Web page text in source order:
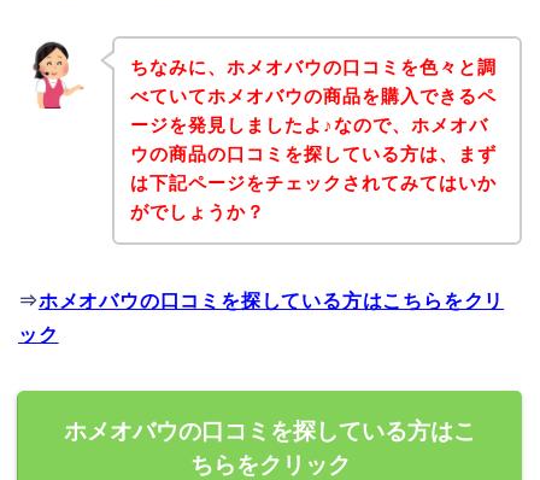
ちなみに、ホメオバウの口コミを色々と調
べていてホメオバウの商品を購入できるペ
ージを発見しましたよ♪なので、ホメオバ
ウの商品の口コミを探している方は、まず
は下記ページをチェックされてみてはいか
がでしょうか？
⇒ホメオバウの口コミを探している方はこちらをクリ
ック
ホメオバウの口コミを探している方はこ
ちらをクリック